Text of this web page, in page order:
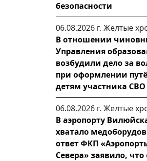
безопасности
06.08.2026 г. Желтые
В отношении
Управления
возбудили дело за
при оформлении
детям участника СВО
06.08.2026 г. Желтые
В аэропорту
хватало
ответ ФКП
Севера» заявило, что